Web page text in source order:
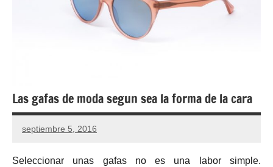
Las gafas de moda segun sea la forma de la cara
septiembre 5, 2016
Seleccionar unas gafas no es una labor simple.